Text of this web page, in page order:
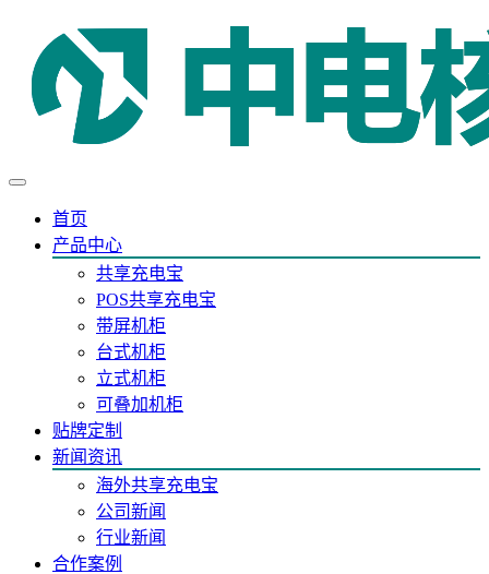
首页
产品中心
共享充电宝
POS共享充电宝
带屏机柜
台式机柜
立式机柜
可叠加机柜
贴牌定制
新闻资讯
海外共享充电宝
公司新闻
行业新闻
合作案例